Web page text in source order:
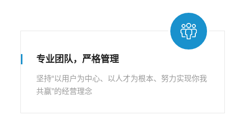
专业团队，严格管理
坚持“以用户为中心、以人才为根本、努力实现你我
共赢”的经营理念